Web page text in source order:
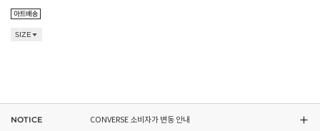
SIZE
NOTICE CONVERSE 소비자가 변동 안내